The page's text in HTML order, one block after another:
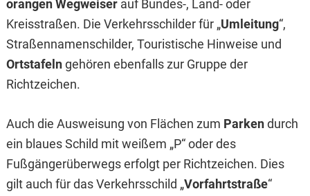
orangen Wegweiserauf Bundes-, Land- oder
Kreisstraßen. Die Verkehrsschilder für „Umleitung“,
Straßennamenschilder, Touristische Hinweise und
Ortstafelngehören ebenfalls zur Gruppe der
Richtzeichen.
Auch die Ausweisung von Flächen zum Parkendurch
ein blaues Schild mit weißem „P“ oder des
Fußgängerüberwegs erfolgt per Richtzeichen. Dies
gilt auch für das Verkehrsschild „Vorfahrtstraße“